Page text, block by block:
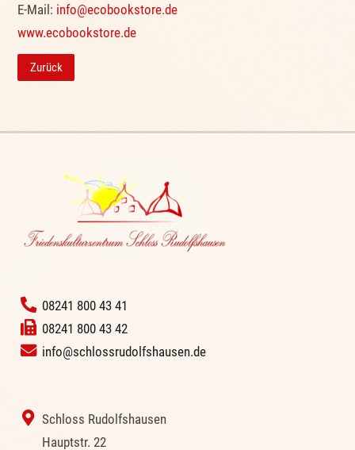
E-Mail: info@ecobookstore.de
www.ecobookstore.de
Zurück
08241 800 43 41
08241 800 43 42
info@schlossrudolfshausen.de
‭ Schloss Rudolfshausen
‭Hauptstr. 22